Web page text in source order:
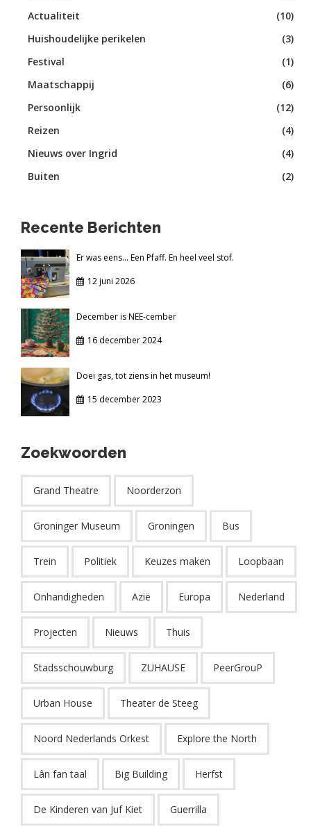
Actualiteit
(10)
Huishoudelijke perikelen
(3)
Festival
(1)
Maatschappij
(6)
Persoonlijk
(12)
Reizen
(4)
Nieuws over Ingrid
(4)
Buiten
(2)
Recente Berichten
Er was eens... Een Pfaff. En heel veel stof.
12 juni 2026
December is NEE-cember
16 december 2024
Doei gas, tot ziens in het museum!
15 december 2023
Zoekwoorden
Grand Theatre Noorderzon
Groninger Museum Groningen Bus
Trein Politiek Keuzes maken Loopbaan
Onhandigheden Azië Europa Nederland
Projecten Nieuws Thuis
Stadsschouwburg ZUHAUSE PeerGrouP
Urban House Theater de Steeg
Noord Nederlands Orkest Explore the North
Lân fan taal Big Building Herfst
De Kinderen van Juf Kiet Guerrilla